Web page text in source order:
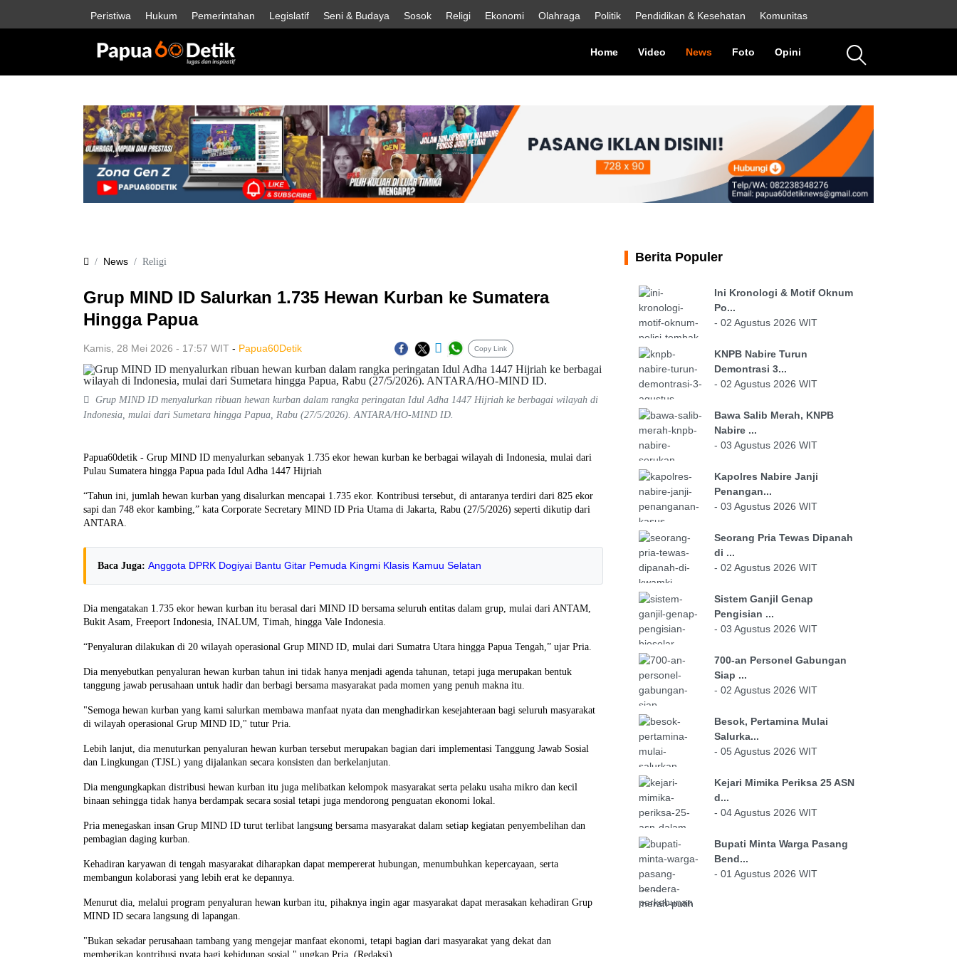
Peristiwa Hukum Pemerintahan Legislatif Seni & Budaya Sosok Religi Ekonomi Olahraga Politik Pendidikan & Kesehatan Komunitas
Home(current)
Video (current)
News(current)
Foto (current)
Opini
News Religi
Grup MIND ID Salurkan 1.735 Hewan Kurban ke Sumatera
Hingga Papua
Kamis, 28 Mei 2026 - 17:57 WIT - Papua60Detik Copy Link
Grup MIND ID menyalurkan ribuan hewan kurban dalam rangka peringatan Idul Adha 1447 Hijriah ke berbagai wilayah di
Indonesia, mulai dari Sumetara hingga Papua, Rabu (27/5/2026). ANTARA/HO-MIND ID.
Papua60detik - Grup MIND ID menyalurkan sebanyak 1.735 ekor hewan kurban ke berbagai wilayah di Indonesia, mulai dari
Pulau Sumatera hingga Papua pada Idul Adha 1447 Hijriah
“Tahun ini, jumlah hewan kurban yang disalurkan mencapai 1.735 ekor. Kontribusi tersebut, di antaranya terdiri dari 825 ekor
sapi dan 748 ekor kambing,” kata Corporate Secretary MIND ID Pria Utama di Jakarta, Rabu (27/5/2026) seperti dikutip dari
ANTARA.
Baca Juga: Anggota DPRK Dogiyai Bantu Gitar Pemuda Kingmi Klasis Kamuu Selatan
Dia mengatakan 1.735 ekor hewan kurban itu berasal dari MIND ID bersama seluruh entitas dalam grup, mulai dari ANTAM,
Bukit Asam, Freeport Indonesia, INALUM, Timah, hingga Vale Indonesia.
“Penyaluran dilakukan di 20 wilayah operasional Grup MIND ID, mulai dari Sumatra Utara hingga Papua Tengah,” ujar Pria.
Dia menyebutkan penyaluran hewan kurban tahun ini tidak hanya menjadi agenda tahunan, tetapi juga merupakan bentuk
tanggung jawab perusahaan untuk hadir dan berbagi bersama masyarakat pada momen yang penuh makna itu.
"Semoga hewan kurban yang kami salurkan membawa manfaat nyata dan menghadirkan kesejahteraan bagi seluruh masyarakat
di wilayah operasional Grup MIND ID," tutur Pria.
Lebih lanjut, dia menuturkan penyaluran hewan kurban tersebut merupakan bagian dari implementasi Tanggung Jawab Sosial
dan Lingkungan (TJSL) yang dijalankan secara konsisten dan berkelanjutan.
Dia mengungkapkan distribusi hewan kurban itu juga melibatkan kelompok masyarakat serta pelaku usaha mikro dan kecil
binaan sehingga tidak hanya berdampak secara sosial tetapi juga mendorong penguatan ekonomi lokal.
Pria menegaskan insan Grup MIND ID turut terlibat langsung bersama masyarakat dalam setiap kegiatan penyembelihan dan
pembagian daging kurban.
Kehadiran karyawan di tengah masyarakat diharapkan dapat mempererat hubungan, menumbuhkan kepercayaan, serta
membangun kolaborasi yang lebih erat ke depannya.
Menurut dia, melalui program penyaluran hewan kurban itu, pihaknya ingin agar masyarakat dapat merasakan kehadiran Grup
MIND ID secara langsung di lapangan.
"Bukan sekadar perusahaan tambang yang mengejar manfaat ekonomi, tetapi bagian dari masyarakat yang dekat dan
memberikan kontribusi nyata bagi kehidupan sosial," ungkap Pria. (Redaksi)
Berita Populer
Ini Kronologi & Motif Oknum
Po...
- 02 Agustus 2026 WIT
KNPB Nabire Turun
Demontrasi 3...
- 02 Agustus 2026 WIT
Bawa Salib Merah, KNPB
Nabire ...
- 03 Agustus 2026 WIT
Kapolres Nabire Janji
Penangan...
- 03 Agustus 2026 WIT
Seorang Pria Tewas Dipanah
di ...
- 02 Agustus 2026 WIT
Sistem Ganjil Genap
Pengisian ...
- 03 Agustus 2026 WIT
700-an Personel Gabungan
Siap ...
- 02 Agustus 2026 WIT
Besok, Pertamina Mulai
Salurka...
- 05 Agustus 2026 WIT
Kejari Mimika Periksa 25 ASN
d...
- 04 Agustus 2026 WIT
Bupati Minta Warga Pasang
Bend...
- 01 Agustus 2026 WIT